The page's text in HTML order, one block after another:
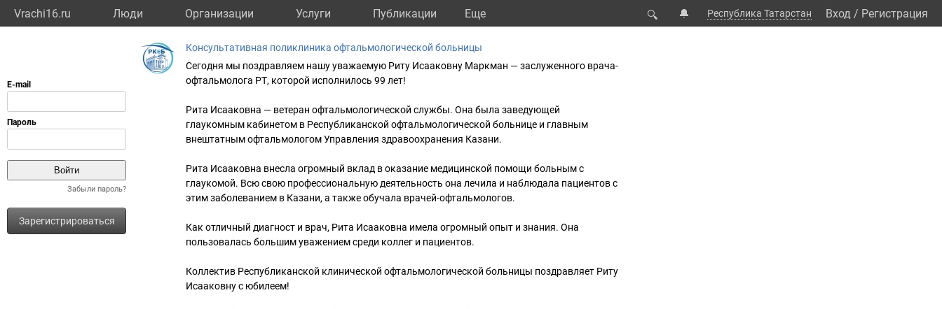
Vrachi16.ru Люди Организации Услуги Публикации Eще 🔍 🔔 Республика Татарстан Вход / Регистрация
Забыли пароль?
Зарегистрироваться
Консультативная поликлиника офтальмологической больницы
Сегодня мы поздравляем нашу уважаемую Риту Исааковну Маркман — заслуженного врача-
офтальмолога РТ, которой исполнилось 99 лет!
Рита Исааковна — ветеран офтальмологической службы. Она была заведующей
глаукомным кабинетом в Республиканской офтальмологической больнице и главным
внештатным офтальмологом Управления здравоохранения Казани.
Рита Исааковна внесла огромный вклад в оказание медицинской помощи больным с
глаукомой. Всю свою профессиональную деятельность она лечила и наблюдала пациентов с
этим заболеванием в Казани, а также обучала врачей-офтальмологов.
Как отличный диагност и врач, Рита Исааковна имела огромный опыт и знания. Она
пользовалась большим уважением среди коллег и пациентов.
Коллектив Республиканской клинической офтальмологической больницы поздравляет Риту
Исааковну с юбилеем!